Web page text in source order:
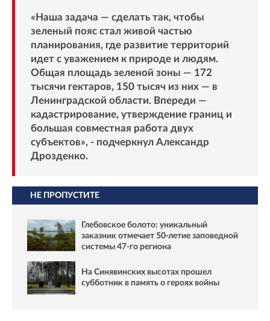
«Наша задача — сделать так, чтобы
зеленый пояс стал живой частью
планирования, где развитие территорий
идет с уважением к природе и людям.
Общая площадь зеленой зоны — 172
тысячи гектаров, 150 тысяч из них — в
Ленинградской области. Впереди —
кадастрирование, утверждение границ и
большая совместная работа двух
субъектов», - подчеркнул Александр
Дрозденко.
НЕ ПРОПУСТИТЕ
Глебовское болото: уникальный
заказник отмечает 50-летие заповедной
системы 47-го региона
На Синявинских высотах прошел
субботник в память о героях войны